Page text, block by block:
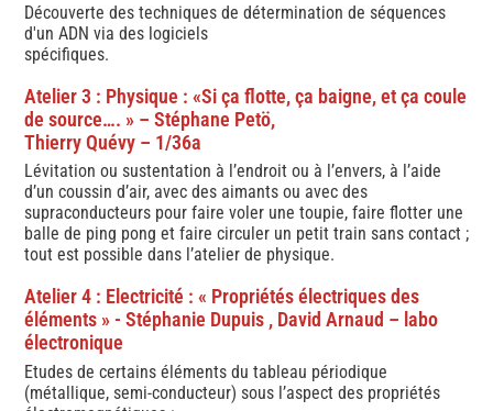
Découverte des techniques de détermination de séquences
d'un ADN via des logiciels
spécifiques.
Atelier 3 : Physique : «Si ça flotte, ça baigne, et ça coule
de source…. » – Stéphane Petö,
Thierry Quévy – 1/36a
Lévitation ou sustentation à l’endroit ou à l’envers, à l’aide
d’un coussin d’air, avec des aimants ou avec des
supraconducteurs pour faire voler une toupie, faire flotter une
balle de ping pong et faire circuler un petit train sans contact ;
tout est possible dans l’atelier de physique.
Atelier 4 : Electricité : « Propriétés électriques des
éléments » - Stéphanie Dupuis , David Arnaud – labo
électronique
Etudes de certains éléments du tableau périodique
(métallique, semi-conducteur) sous l’aspect des propriétés